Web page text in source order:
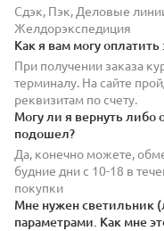
Сдэк, Пэк, Деловые
Желдорэкспедиция
Как я вам могу оплатить
При получении заказа
терминалу. На сайте
реквизитам по счету.
Могу ли я вернуть либо
подошел?
Да, конечно можете,
будние дни с 10-18 в
покупки
Мне нужен светильник
параметрами. Как мне